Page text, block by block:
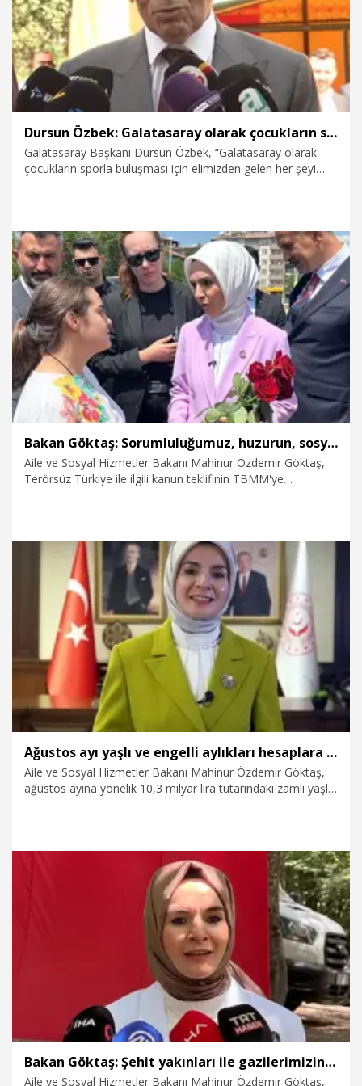
dedi.
Dursun Özbek: Galatasaray olarak çocukların sporla buluşması için elimizden gelen her şeyi yapıyoruz
Galatasaray Başkanı Dursun Özbek, “Galatasaray olarak
çocukların sporla buluşması için elimizden gelen her şeyi
7.08.2026 Spor
Bakan Göktaş: Sorumluluğumuz, huzurun, sosyal dayanışmayla daha da güçlenmesini sağlamaktır
Aile ve Sosyal Hizmetler Bakanı Mahinur Özdemir Göktaş,
Terörsüz Türkiye ile ilgili kanun teklifinin TBMM'ye
büyüdüğü, ailelerin geleceğe umutla baktığı 'Türkiye Yüzyılı'nı
inşa etmektir. Sorumluluğumuz, huzurun sosyal
dayanışmayla daha da güçlenmesini sağlamaktır" dedi.
6.08.2026 Politika
Ağustos ayı yaşlı ve engelli aylıkları hesaplara yatırılmaya başladı
Aile ve Sosyal Hizmetler Bakanı Mahinur Özdemir Göktaş,
ağustos ayına yönelik 10,3 milyar lira tutarındaki zamlı yaşlı
Bakan Göktaş: Şehit yakınları ile gazilerimizin talepleri doğrultusunda daha kapsamlı düzenlemeyi hayata geçiriyoruz
Aile ve Sosyal Hizmetler Bakanı Mahinur Özdemir Göktaş,